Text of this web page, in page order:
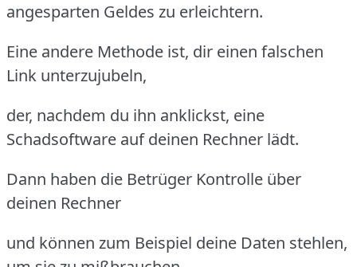
angesparten Geldes zu erleichtern.
Eine andere Methode ist, dir einen falschen
Link unterzujubeln,
der, nachdem du ihn anklickst, eine
Schadsoftware auf deinen Rechner lädt.
Dann haben die Betrüger Kontrolle über
deinen Rechner
und können zum Beispiel deine Daten stehlen,